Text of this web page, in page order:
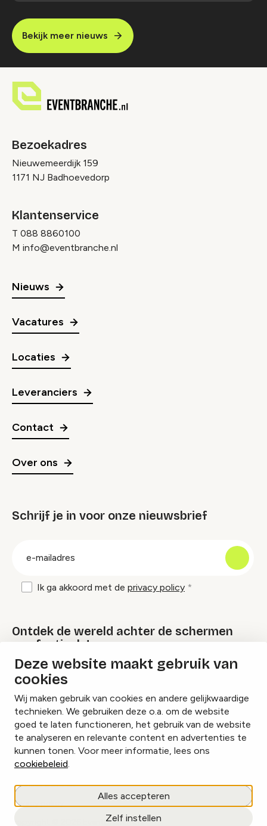
Deze website maakt gebruik van
cookies
Wij maken gebruik van cookies en andere gelijkwaardige
technieken. We gebruiken deze o.a. om de website
goed te laten functioneren, het gebruik van de website
te analyseren en relevante content en advertenties te
kunnen tonen. Voor meer informatie, lees ons
cookiebeleid.
Alles accepteren
Zelf instellen
Bekijk meer nieuws
Bezoekadres
Nieuwemeerdijk 159
1171 NJ Badhoevedorp
Klantenservice
T 088 8860100
M info@eventbranche.nl
Nieuws
Vacatures
Locaties
Leveranciers
Contact
Over ons
Schrijf je in voor onze nieuwsbrief
Ik ga akkoord met de privacy policy
Ontdek de wereld achter de schermen
van festivals!
Lees onze Festival Specials
InstagramFacebookLinkedIn
Cookies beheren
Privacy policy
copyright © 2026 Eventbranche.nl